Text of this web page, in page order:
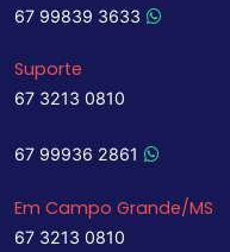
67 99839 3633
Suporte
67 3213 0810
67 99936 2861
Em Campo Grande/MS
67 3213 0810